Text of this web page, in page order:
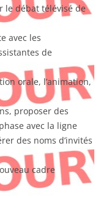
le débat télévisé de
avec les
de
orale, l’animation,
proposer des
avec la ligne
des noms d’invités
cadre